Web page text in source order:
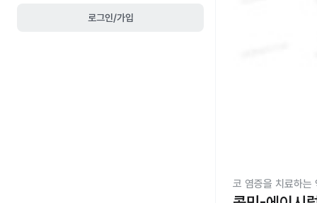
로그인/가입
코 염증을 치료하는